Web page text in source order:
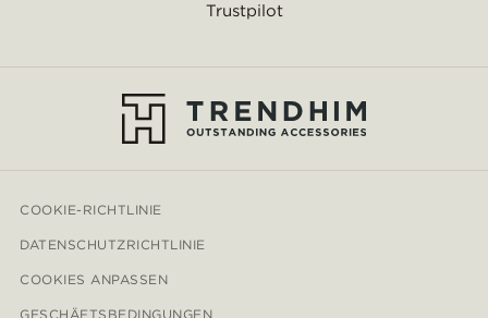
Trustpilot
COOKIE-RICHTLINIE
DATENSCHUTZRICHTLINIE
COOKIES ANPASSEN
GESCHÄFTSBEDINGUNGEN